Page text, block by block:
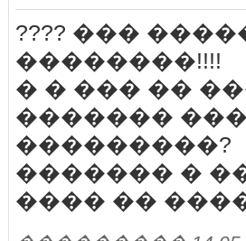
???? ���
��������!!!!
� � ��� ��
�������
���������?
������� �
���� ��